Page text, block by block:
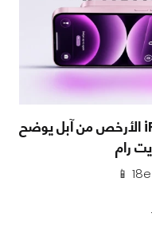
تسريب iPhone 18e الأرخص من آبل يوضح